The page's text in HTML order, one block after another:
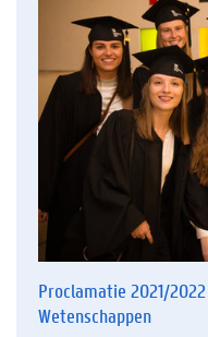
Proclamatie 2021/
Wetenschappen